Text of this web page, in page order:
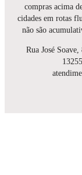
compras acima
cidades em rotas
não são
Rua José